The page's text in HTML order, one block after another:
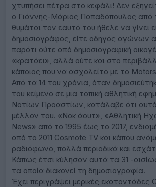
χτυπήσει πέτρα στο κεφάλι! Δεν
ο Γιάννης-Μάριος Παπαδόπουλος από
θυμάται τον εαυτό του ήθελε να γίνει
δημοσιογράφος, είτε οδηγός αγώνων
παρότι ούτε από δημοσιογραφική
«κρατάει», αλλά ούτε και στο
κάποιος που να ασχολείτο με το
Από τα 14 του χρόνια, όταν
του κείμενο σε μια τοπική αθλητική
Νοτίων Προαστίων, κατάλαβε ότι
μέλλον του. «Νοκ άουτ», «Αθλητική
News» από το 1995 έως το 2017,
από το 2011 Cosmote TV και κάπου
ραδιόφωνο, πολλά περιοδικά και
Κάπως έτσι κύλησαν αυτά τα 31 -
τα οποία διακονεί τη δημοσιογραφία.
Έχει περιγράψει μερικές εκατοντάδες